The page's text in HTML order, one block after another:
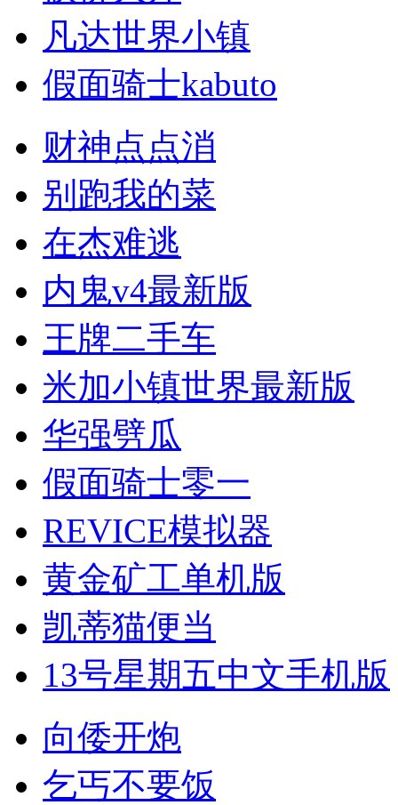
凡达世界小镇
假面骑士kabuto
财神点点消
别跑我的菜
在杰难逃
内鬼v4最新版
王牌二手车
米加小镇世界最新版
华强劈瓜
假面骑士零一
REVICE模拟器
黄金矿工单机版
凯蒂猫便当
13号星期五中文手机版
向倭开炮
乞丐不要饭